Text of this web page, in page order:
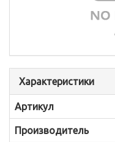
Характеристики
Артикул
Производитель